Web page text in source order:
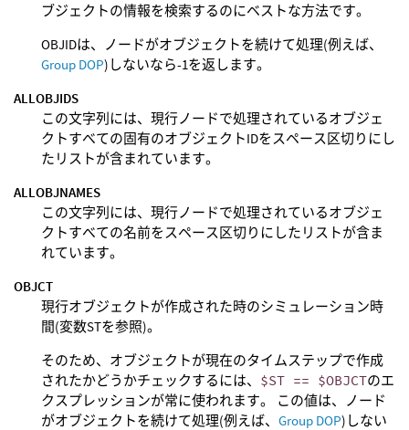
ブジェクトの情報を検索するのにベストな方法です。
OBJIDは、ノードがオブジェクトを続けて処理(例えば、
Group DOP)しないなら-1を返します。
ALLOBJIDS
この文字列には、現行ノードで処理されているオブジェ
クトすべての固有のオブジェクトIDをスペース区切りにし
たリストが含まれています。
ALLOBJNAMES
この文字列には、現行ノードで処理されているオブジェ
クトすべての名前をスペース区切りにしたリストが含ま
れています。
OBJCT
現行オブジェクトが作成された時のシミュレーション時
間(変数STを参照)。
そのため、オブジェクトが現在のタイムステップで作成
されたかどうかチェックするには、 $ST == $OBJCTのエ
クスプレッションが常に使われます。 この値は、ノード
がオブジェクトを続けて処理(例えば、 Group DOP)しない